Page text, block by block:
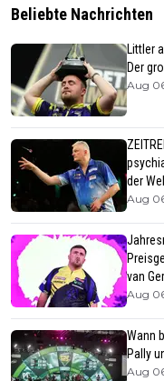
Beliebte Nachrichten
Littler
Der
Aug
der
Aug
van
Aug
Wann
Pally
Aug